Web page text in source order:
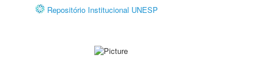
Repositório Institucional UNESP